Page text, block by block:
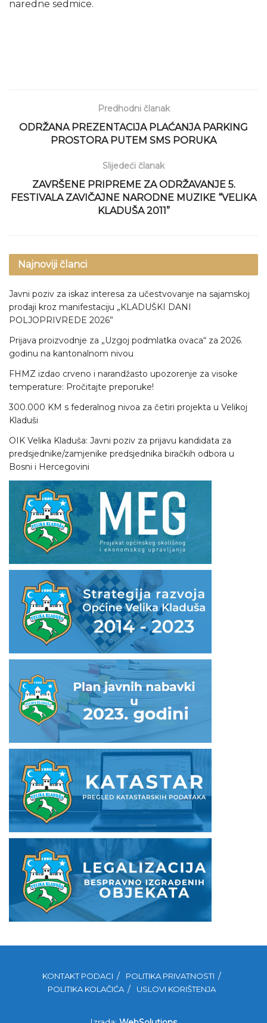
naredne sedmice.
Predhodni članak
ODRŽANA PREZENTACIJA PLAĆANJA PARKING
PROSTORA PUTEM SMS PORUKA
Slijedeći članak
ZAVRŠENE PRIPREME ZA ODRŽAVANJE 5.
FESTIVALA ZAVIČAJNE NARODNE MUZIKE “VELIKA
KLADUŠA 2011”
Najnoviji članci
Javni poziv za iskaz interesa za učestvovanje na sajamskoj
prodaji kroz manifestaciju „KLADUŠKI DANI
POLJOPRIVREDE 2026”
Prijava proizvodnje za „Uzgoj podmlatka ovaca“ za 2026.
godinu na kantonalnom nivou
FHMZ izdao crveno i narandžasto upozorenje za visoke
temperature: Pročitajte preporuke!
300.000 KM s federalnog nivoa za četiri projekta u Velikoj
Kladuši
OIK Velika Kladuša: Javni poziv za prijavu kandidata za
predsjednike/zamjenike predsjednika biračkih odbora u
Bosni i Hercegovini
KONTAKT PODACI
POLITIKA PRIVATNOSTI
POLITIKA KOLAČIĆA
USLOVI KORIŠTENJA